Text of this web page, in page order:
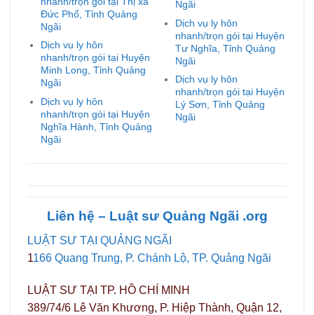
Đức Phổ, Tỉnh Quảng
Ngãi
Dịch vụ ly hôn
nhanh/trọn gói tại Huyện
Minh Long, Tỉnh Quảng
Ngãi
Dịch vụ ly hôn
nhanh/trọn gói tại Huyện
Nghĩa Hành, Tỉnh Quảng
Ngãi
Ngãi
Dịch vụ ly hôn
nhanh/trọn gói tại Huyện
Tư Nghĩa, Tỉnh Quảng
Ngãi
Dịch vụ ly hôn
nhanh/trọn gói tại Huyện
Lý Sơn, Tỉnh Quảng
Ngãi
Liên hệ – Luật sư Quảng Ngãi .org
LUẬT SƯ TẠI QUẢNG NGÃI
1166 Quang Trung, P. Chánh Lộ, TP. Quảng Ngãi
LUẬT SƯ TẠI TP. HỒ CHÍ MINH
389/74/6 Lê Văn Khương, P. Hiệp Thành, Quận 12,